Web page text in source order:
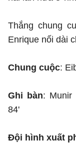
Thắng chung
Enrique nối dài
Chung cuộc:
Ghi bàn: Munir
84'
Đội hình xuất